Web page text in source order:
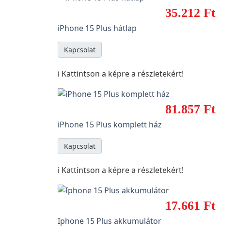
35.212 Ft
iPhone 15 Plus hátlap
Kapcsolat
ℹ️ Kattintson a képre a részletekért!
81.857 Ft
iPhone 15 Plus komplett ház
Kapcsolat
ℹ️ Kattintson a képre a részletekért!
17.661 Ft
Iphone 15 Plus akkumulátor